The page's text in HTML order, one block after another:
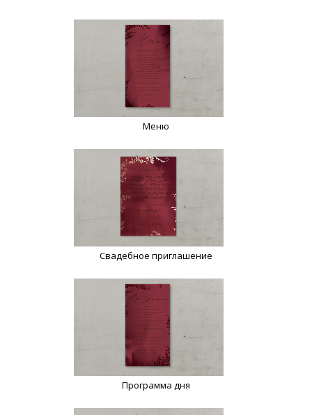
Меню
Свадебное приглашение
Программа дня